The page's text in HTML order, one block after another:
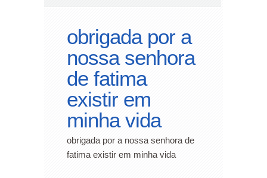
obrigada por a
nossa senhora
de fatima
existir em
minha vida
obrigada por a nossa senhora de
fatima existir em minha vida